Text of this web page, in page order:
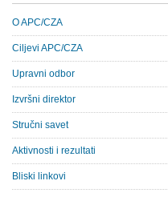
O APC/CZA
Ciljevi APC/CZA
Upravni odbor
Izvršni direktor
Stručni savet
Aktivnosti i rezultati
Bliski linkovi